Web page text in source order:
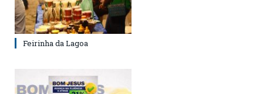
Feirinha da Lagoa